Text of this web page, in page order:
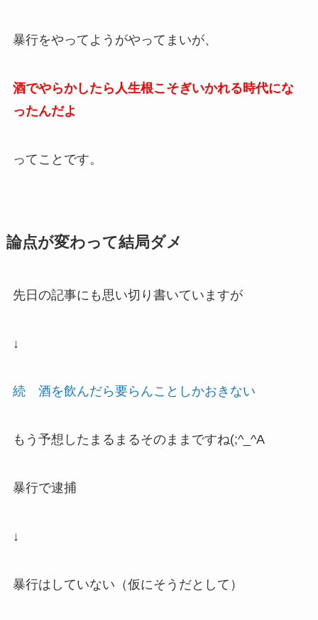
暴行をやってようがやってまいが、
酒でやらかしたら人生根こそぎいかれる時代にな
ったんだよ
ってことです。
論点が変わって結局ダメ
先日の記事にも思い切り書いていますが
↓
続 酒を飲んだら要らんことしかおきない
もう予想したまるまるそのままですね(;^_^A
暴行で逮捕
↓
暴行はしていない（仮にそうだとして）